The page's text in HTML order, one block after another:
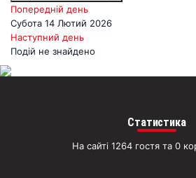
Попередній день
Субота 14 Лютий 2026
Наступний день
Подій не знайдено
Статистика
На сайті 1264 гостя та 0